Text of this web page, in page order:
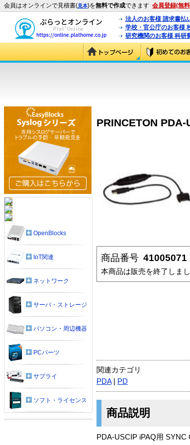
会員はオンラインで見積書(見本)を無料で作成できます 会員登録(無
法人のお客様 請求書払
学校・官公庁のお客様
研究機関のお客様 科研
PRINCETON
商品番号 41005071
本商品は販売を終了しま
関連カテゴリ
PDA| PD
商品説明
PDA-USCIP iPAQ用 SYNC
OpenBlocks
IoT関連
ネットワーク
サーバ・ストレージ
パソコン・周辺機器
PCパーツ
サプライ
ソフト・ライセンス